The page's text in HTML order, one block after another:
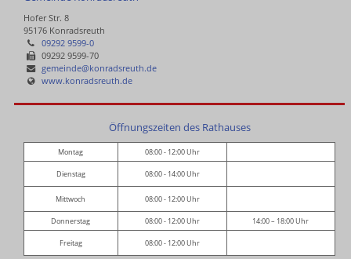
Hofer Str. 8
95176 Konradsreuth
09292 9599-0
09292 9599-70
gemeinde@konradsreuth.de
www.konradsreuth.de
Öffnungszeiten des Rathauses
Montag 08:00 - 12:00 Uhr
Dienstag 08:00 - 14:00 Uhr
Mittwoch 08:00 - 12:00 Uhr
Donnerstag 08:00 - 12:00 Uhr 14:00 – 18:00 Uhr
Freitag 08:00 - 12:00 Uhr